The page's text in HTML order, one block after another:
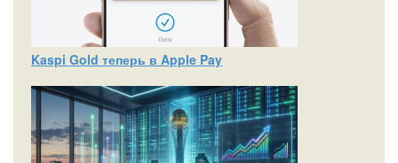
Kaspi Gold теперь в Apple Pay